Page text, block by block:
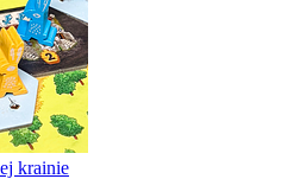
krainie